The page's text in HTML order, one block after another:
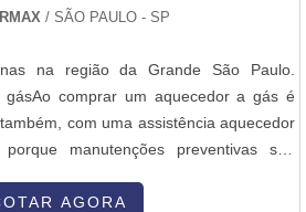
/ SÃO PAULO - SP
na região da Grande São Paulo.
gásAo comprar um aquecedor a gás é
com uma assistência aquecedor
manutenções preventivas são
garantem a segurança de seus
AGORA